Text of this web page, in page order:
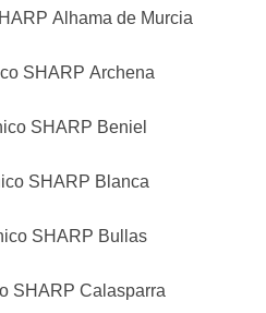
Alhama de Murcia
SHARP Archena
SHARP Beniel
SHARP Blanca
SHARP Bullas
SHARP Calasparra